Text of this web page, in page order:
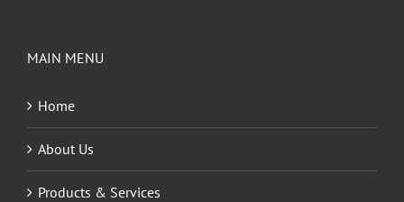
MAIN MENU
Home
About Us
Products & Services